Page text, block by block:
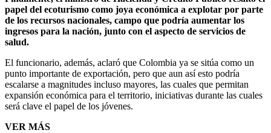
papel del ecoturismo como joya económica a explotar por parte
de los recursos nacionales, campo que podría aumentar los
ingresos para la nación, junto con el aspecto de servicios de
salud.
El funcionario, además, aclaró que Colombia ya se sitúa como un
punto importante de exportación, pero que aun así esto podría
escalarse a magnitudes incluso mayores, las cuales que permitan
expansión económica para el territorio, iniciativas durante las cuales
será clave el papel de los jóvenes.
VER MÁS